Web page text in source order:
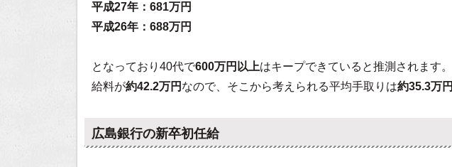
平成27年：681万円
平成26年：688万円
となっており40代で600万円以上はキープできていると推測されます。
給料が約42.2万円 なので、そこから考えられる平均手取りは約35.3万円
広島銀行の新卒初任給